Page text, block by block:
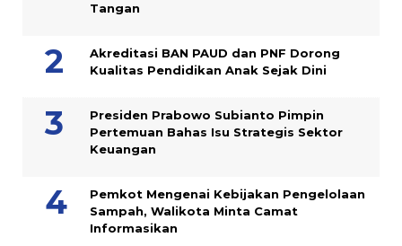
Tangan
Akreditasi BAN PAUD dan PNF Dorong
Kualitas Pendidikan Anak Sejak Dini
Presiden Prabowo Subianto Pimpin
Pertemuan Bahas Isu Strategis Sektor
Keuangan
Pemkot Mengenai Kebijakan Pengelolaan
Sampah, Walikota Minta Camat
Informasikan